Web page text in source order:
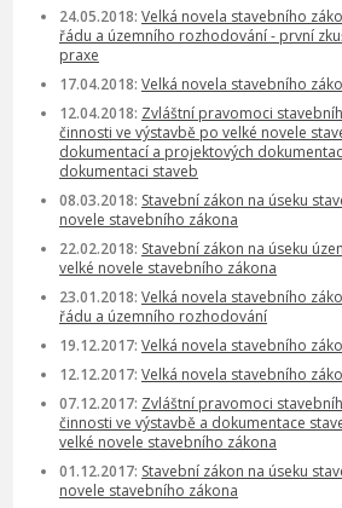
24.05.2018: Velká novela stavebního
řádu a územního rozhodování - první
praxe
17.04.2018: Velká novela stavebního
12.04.2018: Zvláštní pravomoci
činnosti ve výstavbě po velké novele
dokumentací a projektových
dokumentaci staveb
08.03.2018: Stavební zákon na úseku
novele stavebního zákona
22.02.2018: Stavební zákon na úseku
velké novele stavebního zákona
23.01.2018: Velká novela stavebního
řádu a územního rozhodování
19.12.2017: Velká novela stavebního
12.12.2017: Velká novela stavebního
07.12.2017: Zvláštní pravomoci
činnosti ve výstavbě a dokumentace
velké novele stavebního zákona
01.12.2017: Stavební zákon na úseku
novele stavebního zákona